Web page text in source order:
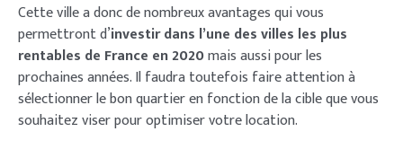
Cette ville a donc de nombreux avantages qui vous
permettront d’investir dans l’une des villes les plus
rentables de France en 2020mais aussi pour les
prochaines années. Il faudra toutefois faire attention à
sélectionner le bon quartier en fonction de la cible que vous
souhaitez viser pour optimiser votre location.